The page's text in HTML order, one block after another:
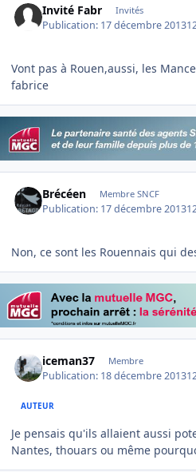
Invité Fabr Invités
Publication: 17 décembre 2013
Vont pas à Rouen,aussi, les
fabrice
Brécéen Membre SNCF
Publication: 17 décembre 2013
Non, ce sont les Rouennais qui
iceman37 Membre
Publication: 18 décembre 2013
AUTEUR
Je pensais qu'ils allaient aussi
Nantes, thouars ou même